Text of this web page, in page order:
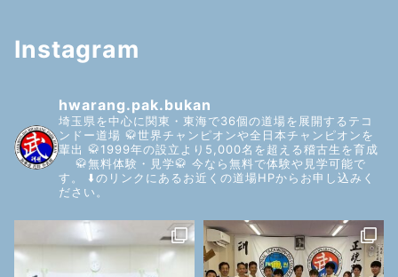
Instagram
hwarang.pak.bukan
埼玉県を中心に関東・東海で36個の道場を展開するテコ
ンドー道場 🥋世界チャンピオンや全日本チャンピオンを
輩出 🥋1999年の設立より5,000名を超える稽古生を育成
🥋無料体験・見学🥋 今なら無料で体験や見学可能で
す。
⬇️のリンクにあるお近くの道場HPからお申し込みく
ださい。